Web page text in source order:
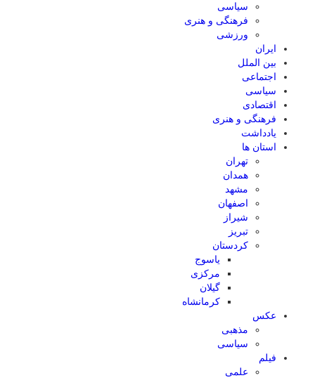
سیاسی
فرهنگی و هنری
ورزشی
ایران
بین الملل
اجتماعی
سیاسی
اقتصادی
فرهنگی و هنری
یادداشت
استان ها
تهران
همدان
مشهد
اصفهان
شیراز
تبریز
کردستان
یاسوج
مرکزی
گیلان
کرمانشاه
عکس
مذهبی
سیاسی
فیلم
علمی